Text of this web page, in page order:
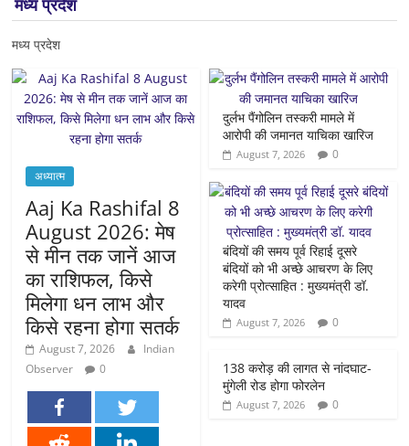
मध्य प्रदेश
मध्य प्रदेश
अध्यात्म
Aaj Ka Rashifal 8
August 2026: मेष
से मीन तक जानें आज
का राशिफल, किसे
मिलेगा धन लाभ और
किसे रहना होगा सतर्क
August 7, 2026
Indian
Observer
0
दुर्लभ पैंगोलिन तस्करी मामले में
आरोपी की जमानत याचिका खारिज
August 7, 2026 0
बंदियों की समय पूर्व रिहाई दूसरे
बंदियों को भी अच्छे आचरण के लिए
करेगी प्रोत्साहित : मुख्यमंत्री डॉ.
यादव
August 7, 2026 0
138 करोड़ की लागत से नांदघाट-
मुंगेली रोड होगा फोरलेन
August 7, 2026 0